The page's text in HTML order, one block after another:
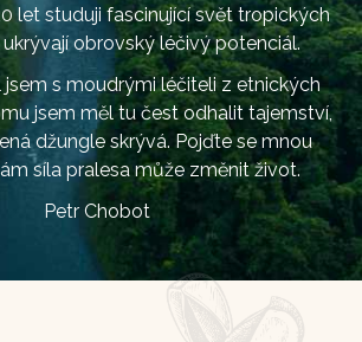
let studuji fascinující svět tropických
obrovský léčivý potenciál.
s moudrými léčiteli z etnických
jsem měl tu čest odhalit tajemství,
džungle skrývá. Pojďte se mnou
síla pralesa může změnit život.
Petr Chobot